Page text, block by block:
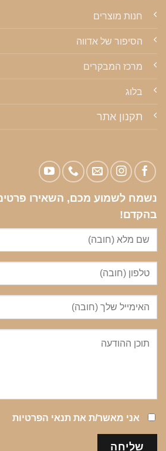
חנות מוצרים
הסיפור של אדווה
מרכז המבקרים
בלוג
תקנון אתר
נשמח לשמוע מכם, השאירו פרטים
בהקדם!
אני מאשר/ת את תנאי הפרטיות